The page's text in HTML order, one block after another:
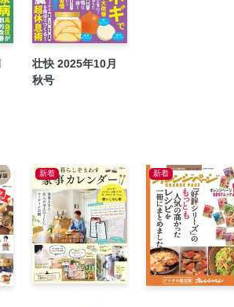
壮快 2025年10月
秋号
新着 新着